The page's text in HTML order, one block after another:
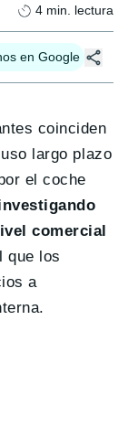
4 min. lectura
en Google
coinciden
largo plazo
el coche
comercial
que los
a